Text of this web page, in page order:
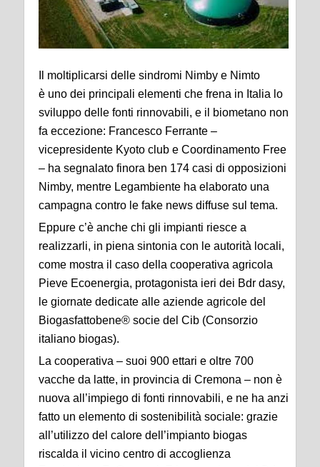
Il moltiplicarsi delle sindromi Nimby e Nimto
è uno dei principali elementi che frena in Italia lo
sviluppo delle fonti rinnovabili, e il biometano non
fa eccezione: Francesco Ferrante –
vicepresidente Kyoto club e Coordinamento Free
– ha segnalato finora ben 174 casi di opposizioni
Nimby, mentre Legambiente ha elaborato una
campagna contro le fake news diffuse sul tema.
Eppure c’è anche chi gli impianti riesce a
realizzarli, in piena sintonia con le autorità locali,
come mostra il caso della cooperativa agricola
Pieve Ecoenergia, protagonista ieri dei Bdr dasy,
le giornate dedicate alle aziende agricole del
Biogasfattobene® socie del Cib (Consorzio
italiano biogas).
La cooperativa – suoi 900 ettari e oltre 700
vacche da latte, in provincia di Cremona – non è
nuova all’impiego di fonti rinnovabili, e ne ha anzi
fatto un elemento di sostenibilità sociale: grazie
all’utilizzo del calore dell’impianto biogas
riscalda il vicino centro di accoglienza